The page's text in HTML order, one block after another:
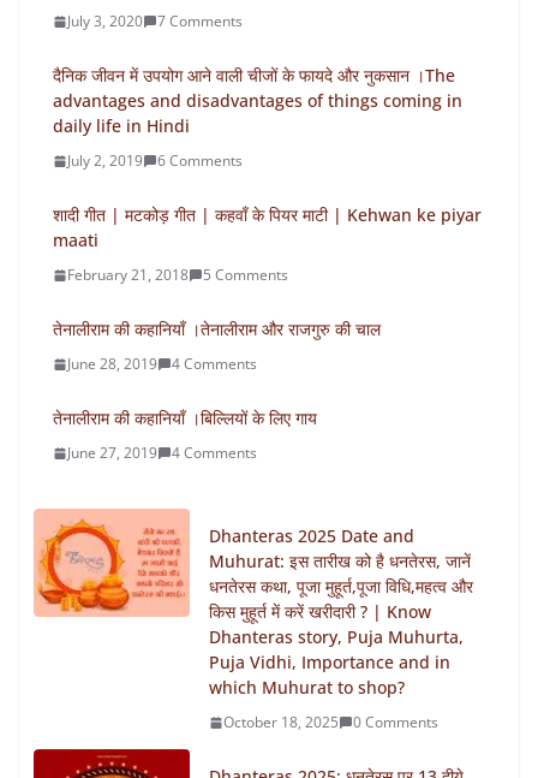
July 3, 2020 7 Comments
दैनिक जीवन में उपयोग आने वाली चीजों के फायदे और नुकसान ।The
advantages and disadvantages of things coming in
daily life in Hindi
July 2, 2019 6 Comments
शादी गीत | मटकोड़ गीत | कहवाँ के पियर माटी | Kehwan ke piyar
maati
February 21, 2018 5 Comments
तेनालीराम की कहानियाँ ।तेनालीराम और राजगुरु की चाल
June 28, 2019 4 Comments
तेनालीराम की कहानियाँ ।बिल्लियों के लिए गाय
June 27, 2019 4 Comments
Dhanteras 2025 Date and
Muhurat: इस तारीख को है धनतेरस, जानें
धनतेरस कथा, पूजा मुहूर्त,पूजा विधि,महत्व और
किस मुहूर्त में करें खरीदारी ? | Know
Dhanteras story, Puja Muhurta,
Puja Vidhi, Importance and in
which Muhurat to shop?
October 18, 2025 0 Comments